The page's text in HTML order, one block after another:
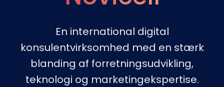
En international digital
konsulentvirksomhed med en stærk
blanding af forretningsudvikling,
teknologi og marketingekspertise.